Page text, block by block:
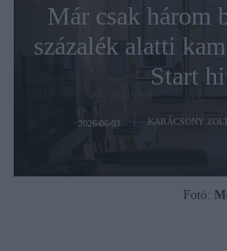
Már csak három
százalék alatti
Start
2026-06-03 KARÁCSONY
Fotó: